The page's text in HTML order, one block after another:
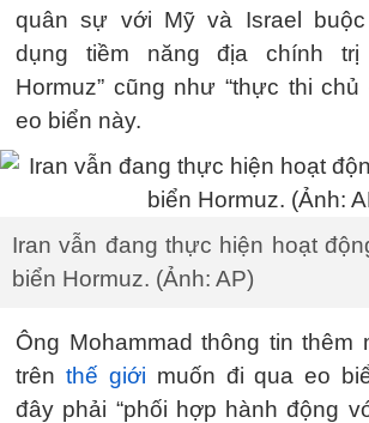
quân sự với Mỹ và Israel
dụng tiềm năng địa chính
Hormuz” cũng như “thực thi chủ
eo biển này.
Iran vẫn đang thực hiện hoạt
biển Hormuz. (Ảnh: AP)
Ông Mohammad thông tin thêm
trên thế giới muốn đi qua eo
đây phải “phối hợp hành động